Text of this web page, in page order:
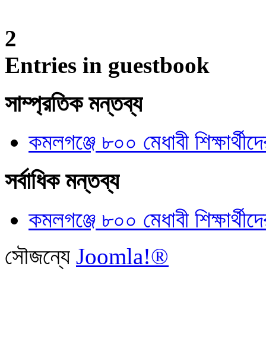
2
Entries in guestbook
সাম্প্রতিক মন্তব্য
কমলগঞ্জে ৮০০ মেধাবী
সর্বাধিক মন্তব্য
কমলগঞ্জে ৮০০ মেধাবী
সৌজন্যে Joomla!®